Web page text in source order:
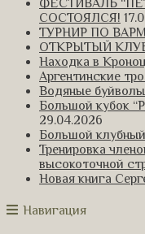
ФЕСТИВАЛЬ
СОСТОЯЛСЯ!
ТУРНИР ПО
ОТКРЫТЫЙ
Находка в
Аргентинские
Водяные
Большой кубок
29.04.2026
Большой
Тренировка
высокоточной
Новая книга
Навигация